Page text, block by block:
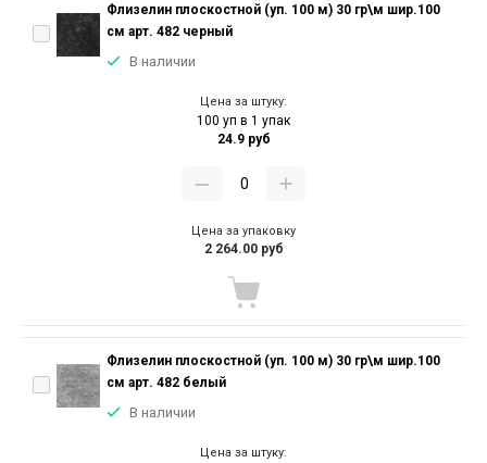
Флизелин плоскостной (уп. 100 м) 30 гр\м шир.100
см арт. 482 черный
В наличии
Цена за штуку:
100 уп в 1 упак
24.9 руб
Цена за упаковку
2 264.00 руб
Флизелин плоскостной (уп. 100 м) 30 гр\м шир.100
см арт. 482 белый
В наличии
Цена за штуку: